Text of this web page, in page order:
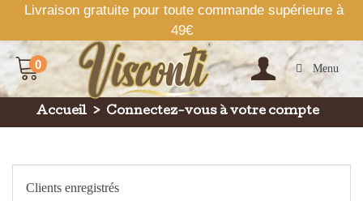
Livraison gratuite pour toute commande supérieure à
49€
0 Menu
Accueil > Connectez-vous à votre compte
Clients enregistrés